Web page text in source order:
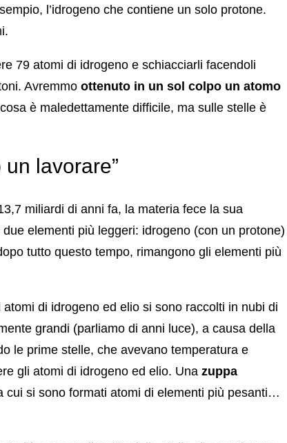
l’idrogeno che contiene un solo protone.
79 atomi di idrogeno e schiacciarli facendoli
Avremmo ottenuto in un sol colpo un atomo
è maledettamente difficile, ma sulle stelle è
lavorare”
miliardi di anni fa, la materia fece la sua
elementi più leggeri: idrogeno (con un protone)
tutto questo tempo, rimangono gli elementi più
di idrogeno ed elio si sono raccolti in nubi di
grandi (parliamo di anni luce), a causa della
le prime stelle, che avevano temperatura e
gli atomi di idrogeno ed elio. Una zuppa
cui si sono formati atomi di elementi più pesanti…